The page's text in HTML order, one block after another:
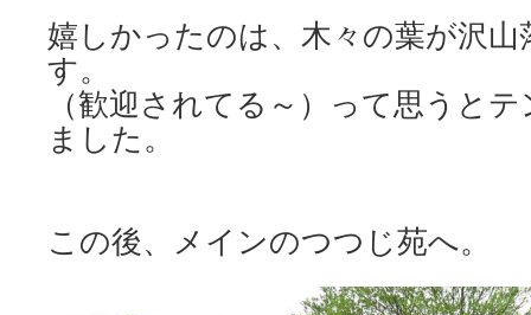
嬉しかったのは、木々の葉が沢
す。
（歓迎されてる～）って思うと
ました。
この後、メインのつつじ苑へ。